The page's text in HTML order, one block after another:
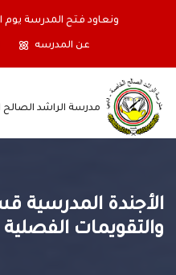
ونعاود فتح المدرسة يوم
الأجندة المدرسية